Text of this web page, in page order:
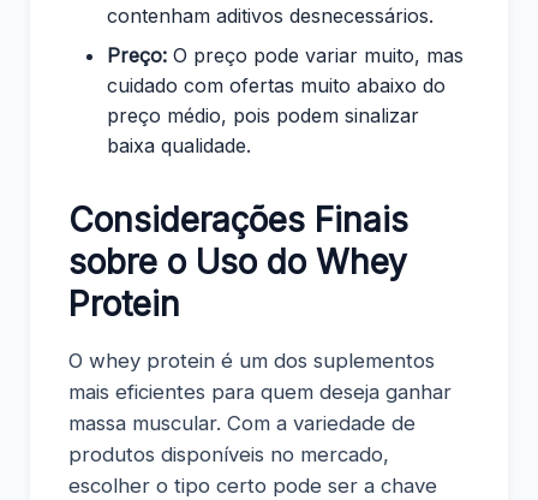
contenham aditivos desnecessários.
Preço: O preço pode variar muito, mas
cuidado com ofertas muito abaixo do
preço médio, pois podem sinalizar
baixa qualidade.
Considerações Finais
sobre o Uso do Whey
Protein
O whey protein é um dos suplementos
mais eficientes para quem deseja ganhar
massa muscular. Com a variedade de
produtos disponíveis no mercado,
escolher o tipo certo pode ser a chave